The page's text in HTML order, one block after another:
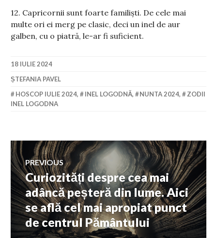
12. Capricornii sunt foarte familiști. De cele mai
multe ori ei merg pe clasic, deci un inel de aur
galben, cu o piatră, le-ar fi suficient.
18 IULIE 2024
ȘTEFANIA PAVEL
HOSCOP IULIE 2024, INEL LOGODNĂ, NUNTA 2024,
ZODII
INEL LOGODNA
Navigare
în
articole
PREVIOUS
Previous
post:
Curiozități despre cea mai
adâncă peșteră din lume. Aici
se află cel mai apropiat punct
de centrul Pământului